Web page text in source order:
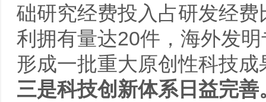
础研究经费投入占研发经
利拥有量达20件，海外发
形成一批重大原创性科技成
三是科技创新体系日益完善